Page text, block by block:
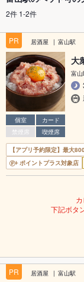
2件 1-2件
PR 居酒屋 富山駅
個室
カード
禁煙席
喫煙席
大
富
【アプリ予約限定】最大
ポイントプラス対象店
下記ボタ
PR 居酒屋 富山駅